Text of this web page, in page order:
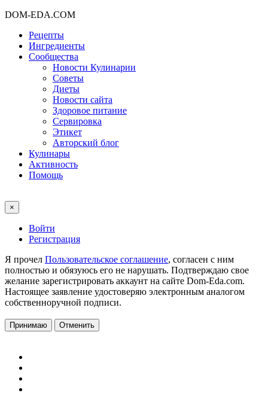
DOM-EDA.COM
Рецепты
Ингредиенты
Сообщества
Новости Кулинарии
Советы
Диеты
Новости сайта
Здоровое питание
Сервировка
Этикет
Авторский блог
Кулинары
Активность
Помощь
×
Войти
Регистрация
Я прочел Пользовательское соглашение, согласен с ним
полностью и обязуюсь его не нарушать. Подтверждаю свое
желание зарегистрировать аккаунт на сайте Dom-Eda.com.
Настоящее заявление удостоверяю электронным аналогом
собственноручной подписи.
Принимаю Отменить